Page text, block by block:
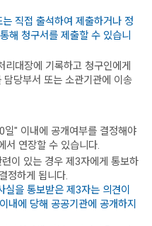
는 직접 출석하여 제출하거나 정
해 청구서를 제출할 수 있습니
대장에 기록하고 청구인에게
당부서 또는 소관기관에 이송
" 이내에 공개여부를 결정해야
서 연장할 수 있습니다.
이 있는 경우 제3자에게 통보하
정하게 됩니다.
실을 통보받은 제3자는 의견이
내에 당해 공공기관에 공개하지